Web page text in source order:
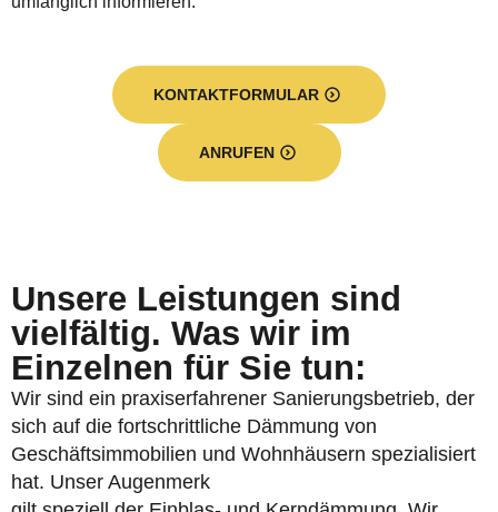
KONTAKTFORMULAR
ANRUFEN
Unsere Leistungen sind
vielfältig. Was wir im
Einzelnen für Sie tun:
Wir sind ein praxiserfahrener Sanierungsbetrieb, der
sich auf die fortschrittliche Dämmung von
Geschäftsimmobilien und Wohnhäusern spezialisiert
hat. Unser Augenmerk